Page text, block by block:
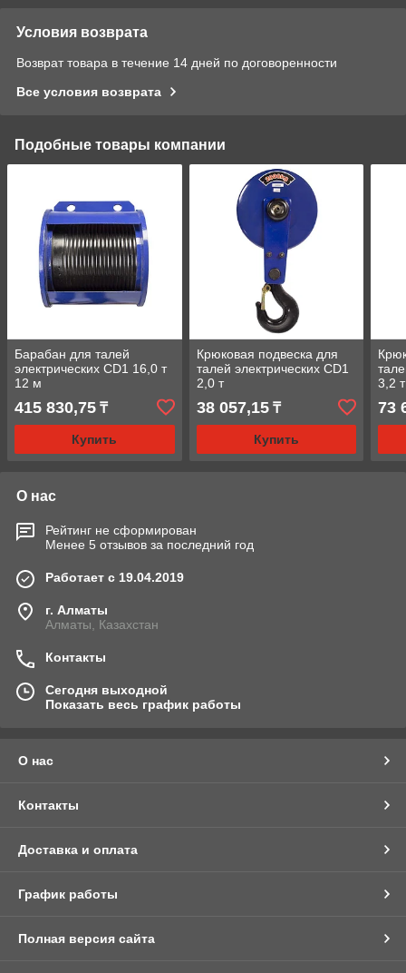
Условия возврата
Возврат товара в течение 14 дней по договоренности
Все условия возврата
Подобные товары компании
Барабан для талей
электрических CD1 16,0 т
12 м
415 830,75 ₸
Купить
Крюковая подвеска для
талей электрических CD1
2,0 т
38 057,15₸
Купить
3,2 т
73
О нас
Рейтинг не сформирован
Менее 5 отзывов за последний год
Работает с 19.04.2019
г. Алматы
Алматы, Казахстан
Контакты
Сегодня выходной
Показать весь график работы
О нас
Контакты
Доставка и оплата
График работы
Полная версия сайта